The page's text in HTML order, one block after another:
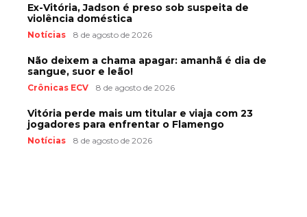
Ex-Vitória, Jadson é preso sob suspeita de
violência doméstica
Notícias 8 de agosto de 2026
Não deixem a chama apagar: amanhã é dia de
sangue, suor e leão!
Crônicas ECV 8 de agosto de 2026
Vitória perde mais um titular e viaja com 23
jogadores para enfrentar o Flamengo
Notícias 8 de agosto de 2026